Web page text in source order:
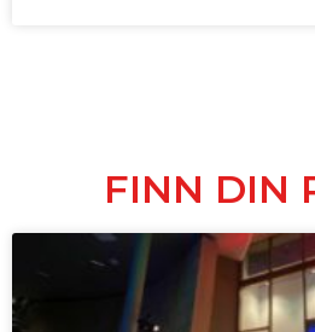
FINN DIN